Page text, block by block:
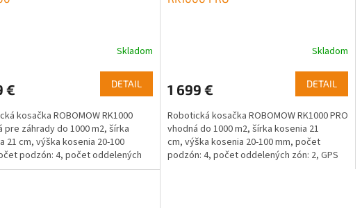
Skladom
€ DETAIL
kosačka ROBOMOW RK1000
pre záhrady do 1000 m2, šírka
21 cm, výška kosenia 20-100
podzón: 4, počet oddelených
materiál je...
Skladom
1 699 € DETAIL
Robotická kosačka ROBOMOW RK1000 PRO
vhodná do 1000 m2, šírka kosenia 21
cm, výška kosenia 20-100 mm, počet
podzón: 4, počet oddelených zón: 2, GPS